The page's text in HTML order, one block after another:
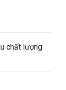
chất lượng